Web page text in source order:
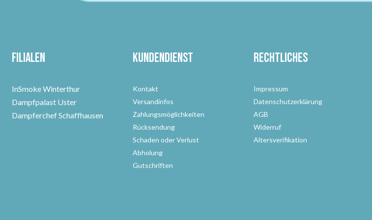
Filialen
InSmoke Winterthur
Dampfpalast Uster
Dampferchef Schaffhausen
Kundendienst
Kontakt
Versandinfos
Zahlungsmöglichkeiten
Rücksendung
Schaden oder Verlust
Abholung
Gutschriften
Rechtliches
Impressum
Datenschutzerklärung
AGB
Widerruf
Altersverifikation